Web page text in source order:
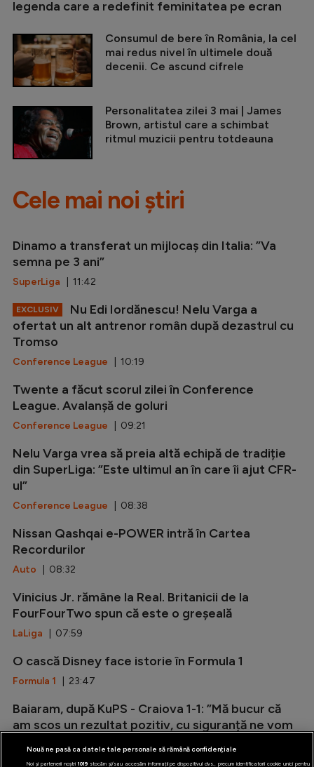
legenda care a redefinit feminitatea pe ecran
Consumul de bere în România, la cel
mai redus nivel în ultimele două
decenii. Ce ascund cifrele
Personalitatea zilei 3 mai | James
Brown, artistul care a schimbat
ritmul muzicii pentru totdeauna
Cele mai noi știri
Dinamo a transferat un mijlocaș din Italia: ”Va
semna pe 3 ani”
SuperLiga | 11:42
EXCLUSIV
Nu Edi Iordănescu! Nelu Varga a
ofertat un alt antrenor român după dezastrul cu
Tromso
Conference League | 10:19
Twente a făcut scorul zilei în Conference
League. Avalanșă de goluri
Conference League | 09:21
Nelu Varga vrea să preia altă echipă de tradiție
din SuperLiga: ”Este ultimul an în care îi ajut CFR-
ul”
Conference League | 08:38
Nissan Qashqai e-POWER intră în Cartea
Recordurilor
Auto | 08:32
Vinicius Jr. rămâne la Real. Britanicii de la
FourFourTwo spun că este o greșeală
LaLiga | 07:59
O cască Disney face istorie în Formula 1
Formula 1 | 23:47
Baiaram, după KuPS - Craiova 1-1: ”Mă bucur că
am scos un rezultat pozitiv, cu siguranță ne vom
Europa League| 23:20
Nouă ne pasă ca datele tale personale să rămână confidențiale
Noi și partenerii noștri 1019stocăm și/sau accesăm informații pe dispozitivul dvs., precum identificatorii cookie unici pentru